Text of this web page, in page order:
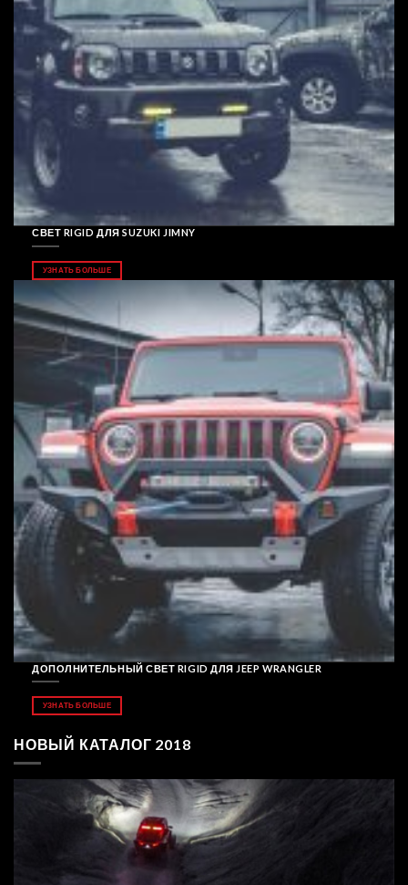
СВЕТ RIGID ДЛЯ SUZUKI JIMNY
УЗНАТЬ БОЛЬШЕ
ДОПОЛНИТЕЛЬНЫЙ СВЕТ RIGID ДЛЯ JEEP WRANGLER
УЗНАТЬ БОЛЬШЕ
НОВЫЙ КАТАЛОГ 2018